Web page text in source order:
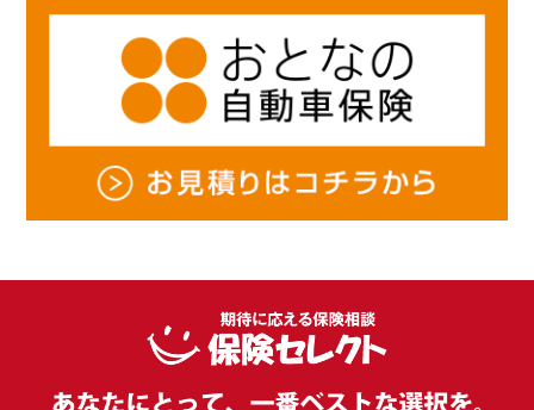
ライブリーライフ株式会社
info@ho-select.com